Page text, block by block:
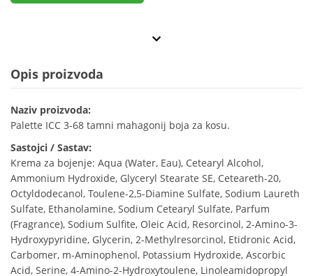
Opis proizvoda
Naziv proizvoda:
Palette ICC 3-68 tamni mahagonij boja za kosu.
Sastojci / Sastav:
Krema za bojenje: Aqua (Water, Eau), Cetearyl Alcohol,
Ammonium Hydroxide, Glyceryl Stearate SE, Ceteareth-20,
Octyldodecanol, Toulene-2,5-Diamine Sulfate, Sodium Laureth
Sulfate, Ethanolamine, Sodium Cetearyl Sulfate, Parfum
(Fragrance), Sodium Sulfite, Oleic Acid, Resorcinol, 2-Amino-3-
Hydroxypyridine, Glycerin, 2-Methylresorcinol, Etidronic Acid,
Carbomer, m-Aminophenol, Potassium Hydroxide, Ascorbic
Acid, Serine, 4-Amino-2-Hydroxytoulene, Linoleamidopropyl